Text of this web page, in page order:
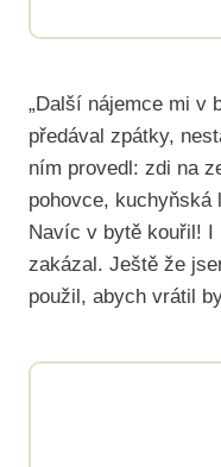
„Další nájemce mi v
předával zpátky,
ním provedl: zdi na
pohovce, kuchyňská
Navíc v bytě kouřil! I
zakázal. Ještě že
použil, abych vrátil